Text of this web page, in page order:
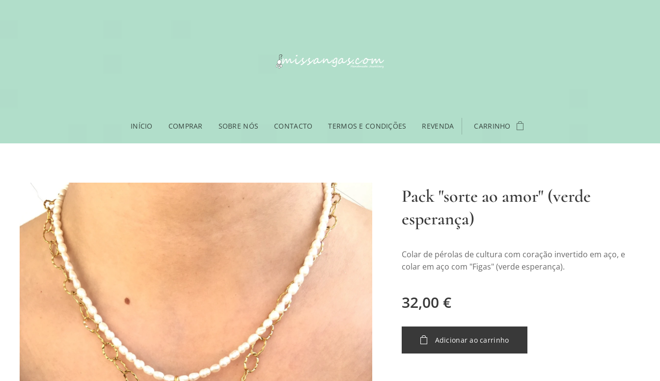
INÍCIO COMPRAR SOBRE NÓS CONTACTO TERMOS E CONDIÇÕES REVENDA CARRINHO
Pack "sorte ao amor" (verde
esperança)
Colar de pérolas de cultura com coração invertido em aço, e
colar em aço com "Figas" (verde esperança).
32,00 €
Adicionar ao carrinho